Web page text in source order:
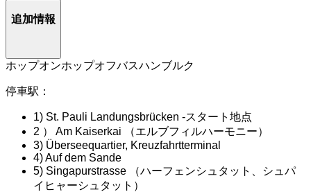
追加情報
ホップオンホップオフバスハンブルク
停車駅：
1) St. Pauli Landungsbrücken -スタート地点
2 ） Am Kaiserkai （エルブフィルハーモニー）
3) Überseequartier, Kreuzfahrtterminal
4) Auf dem Sande
5) Singapurstrasse （ハーフェンシュタット、シュパ
イヒャーシュタット）